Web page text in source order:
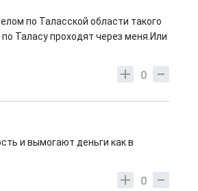
по Таласской области такого
Таласу проходят через меня.Или
0
и вымогают деньги как в
0